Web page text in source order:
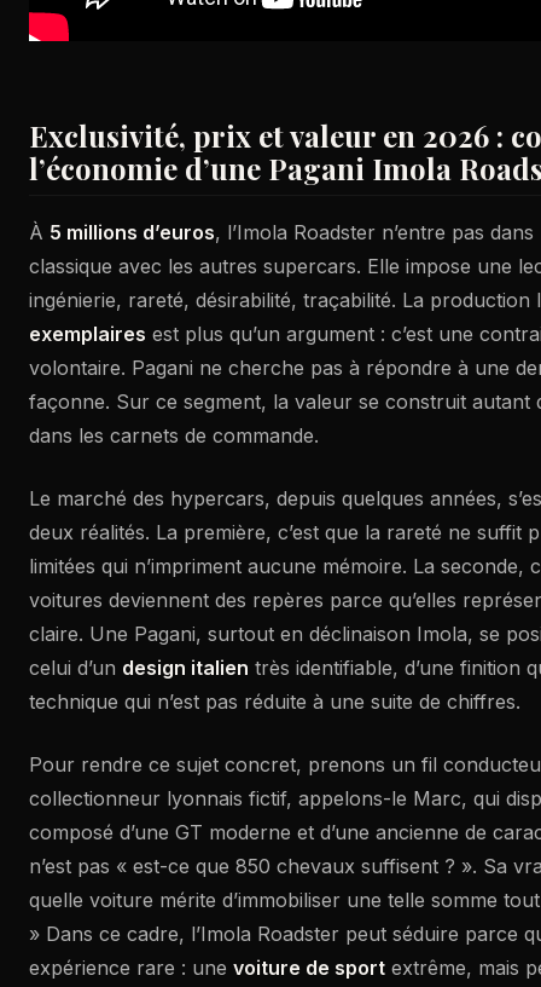
Exclusivité, prix et valeur en 2026 :
l’économie d’une Pagani Imola
À 5 millions d’euros, l’Imola Roadster n’entre pas
classique avec les autres supercars. Elle impose une
ingénierie, rareté, désirabilité, traçabilité. La production
exemplaires est plus qu’un argument : c’est une
volontaire. Pagani ne cherche pas à répondre à une
façonne. Sur ce segment, la valeur se construit autant
dans les carnets de commande.
Le marché des hypercars, depuis quelques années,
deux réalités. La première, c’est que la rareté ne suffit
limitées qui n’impriment aucune mémoire. La seconde,
voitures deviennent des repères parce qu’elles
claire. Une Pagani, surtout en déclinaison Imola, se
celui d’un design italien très identifiable, d’une finition
technique qui n’est pas réduite à une suite de chiffres.
Pour rendre ce sujet concret, prenons un fil
collectionneur lyonnais fictif, appelons-le Marc, qui
composé d’une GT moderne et d’une ancienne de
n’est pas « est-ce que 850 chevaux suffisent ? ». Sa
quelle voiture mérite d’immobiliser une telle somme
» Dans ce cadre, l’Imola Roadster peut séduire parce
expérience rare : une voiture de sport extrême, mais